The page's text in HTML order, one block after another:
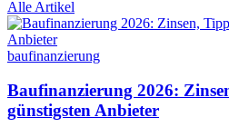
Alle Artikel
baufinanzierung
Baufinanzierung 2026:
günstigsten Anbieter